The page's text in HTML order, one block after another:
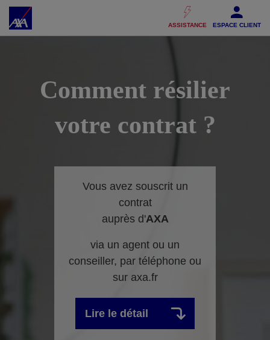
Accéder au Contenu Accéder au Pied de page
ASSISTANCE ESPACE CLIENT
Comment résilier
votre contrat ?
Vous avez souscrit un
contrat
auprès d'AXA
via un agent ou un
conseiller, par téléphone ou
sur axa.fr
Lire le détail